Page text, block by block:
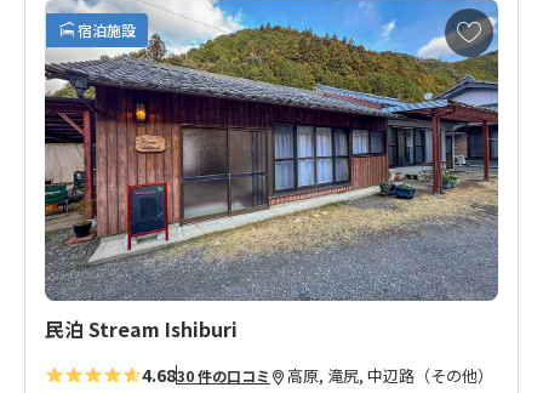
◆ご予約をご検討のお客様へ◆
こちらの Guest House Kiyohime 3 は、お風呂、トイレ、洗面所
は共用です。
プライベート空間をご希望のお客様は、各階（1、2階）で区切
られ、一棟貸しのようにお使いいただける「Guest House
Kiyohime」本館のご利用をお勧めします。
宿泊施設
お
気
に
入
り
に
追
加
民泊 Stream Ishiburi
4.6830 件の口コミ
高原, 滝尻, 中辺路（その他）